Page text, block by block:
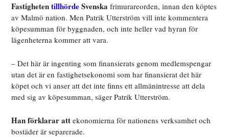
FastighetentillhördeSvenskafrimurareorden, innan den köptes
av Malmö nation. Men Patrik Utterström vill inte kommentera
köpesumman för byggnaden, och inte heller vad hyran för
lägenheterna kommer att vara.
– Det här är ingenting som finansierats genom medlemspengar
utan det är en fastighetsekonomi som har finansierat det här
köpet och vi anser att det inte finns ett allmänintresse att dela
med sig av köpesumman, säger Patrik Utterström.
Han förklarar att ekonomierna för nationens verksamhet och
bostäder är separerade.